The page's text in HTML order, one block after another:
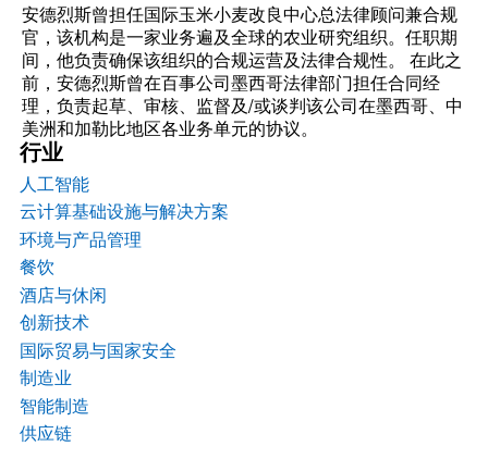
行业
人工智能
云计算基础设施与解决方案
环境与产品管理
餐饮
酒店与休闲
创新技术
国际贸易与国家安全
制造业
智能制造
供应链
安德烈斯曾担任国际玉米小麦改良中心总法律顾问兼合规
官，该机构是一家业务遍及全球的农业研究组织。任职期
间，他负责确保该组织的合规运营及法律合规性。 在此之
前，安德烈斯曾在百事公司墨西哥法律部门担任合同经
理，负责起草、审核、监督及/或谈判该公司在墨西哥、中
美洲和加勒比地区各业务单元的协议。